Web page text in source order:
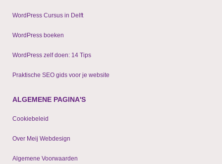
WordPress Cursus in Delft
WordPress boeken
WordPress zelf doen: 14 Tips
Praktische SEO gids voor je website
ALGEMENE PAGINA'S
Cookiebeleid
Over Meij Webdesign
Algemene Voorwaarden